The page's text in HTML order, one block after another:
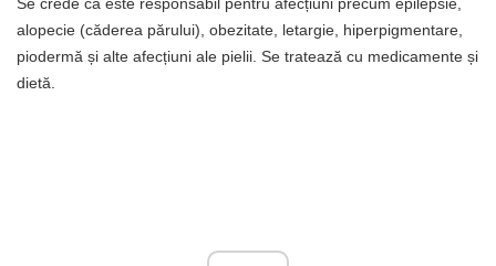
alopecie (căderea părului), obezitate, letargie, hiperpigmentare,
piodermă și alte afecțiuni ale pielii. Se tratează cu medicamente și
dietă.